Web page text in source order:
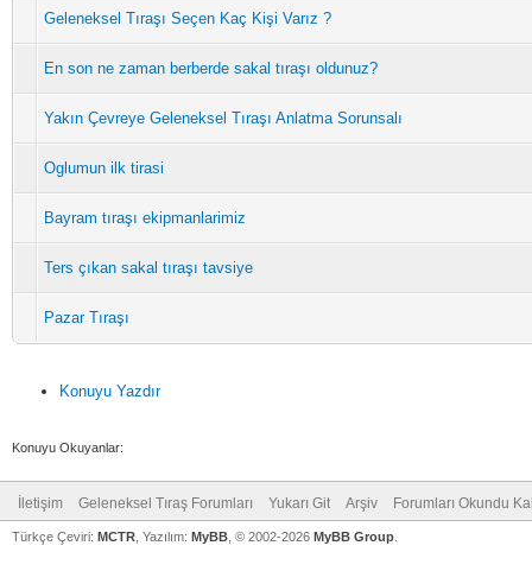
Geleneksel Tıraşı Seçen Kaç Kişi Varız ?
En son ne zaman berberde sakal tıraşı oldunuz?
Yakın Çevreye Geleneksel Tıraşı Anlatma Sorunsalı
Oglumun ilk tirasi
Bayram tıraşı ekipmanlarimiz
Ters çıkan sakal tıraşı tavsiye
Pazar Tıraşı
Konuyu Yazdır
Konuyu Okuyanlar:
İletişim Geleneksel Tıraş Forumları Yukarı Git Arşiv Forumları Okundu
Türkçe Çeviri: MCTR , Yazılım: MyBB , © 2002-2026 MyBB Group